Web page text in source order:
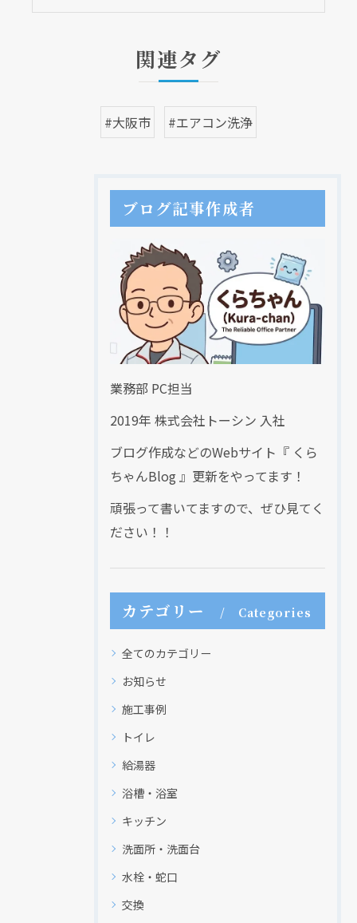
関連タグ
#大阪市 #エアコン洗浄
ブログ記事作成者
業務部 PC担当
2019年 株式会社トーシン 入社
ブログ作成などのWebサイト『 くら
ちゃんBlog 』更新をやってます！
頑張って書いてますので、ぜひ見てく
ださい！！
カテゴリー Categories
全てのカテゴリー
お知らせ
施工事例
トイレ
給湯器
浴槽・浴室
キッチン
洗面所・洗面台
水栓・蛇口
交換